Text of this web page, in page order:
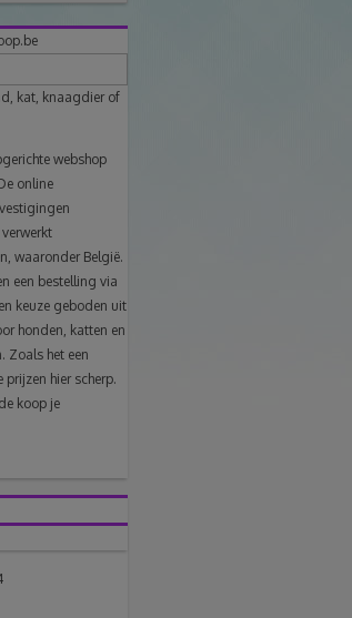
naar
klembord
kat, knaagdier of
webshop
online
waaronder België.
een bestelling via
keuze geboden uit
honden, katten en
Zoals het een
hier scherp.
koop je